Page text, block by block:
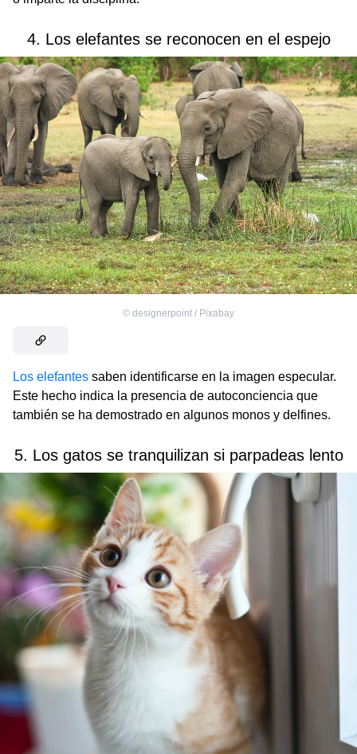
4. Los elefantes se reconocen en el espejo
© designerpoint / Pixabay
Los elefantes saben identificarse en la imagen especular.
Este hecho indica la presencia de autoconciencia que
también se ha demostrado en algunos monos y delfines.
5. Los gatos se tranquilizan si parpadeas lento